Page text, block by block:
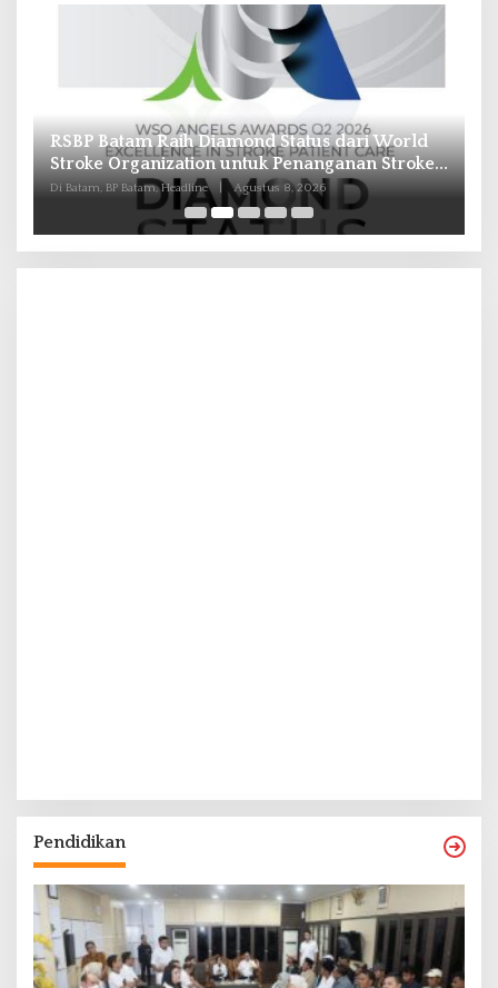
Pasokan Air Waduk Nongsa Menyusut, Air
Batam Hilir Optimalkan Rekayasa Suplai Antar-
IPAM
Di Batam, BP Batam, Headline Agustus 8, 2026
Pendidikan